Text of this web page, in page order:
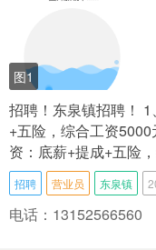
图1
招聘！东泉镇招聘！
+五险，综合工资
资：底薪+提成+五险
招聘 营业员 东泉镇
电话：13152566560